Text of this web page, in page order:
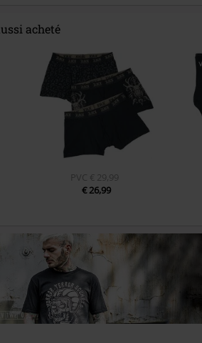
acheté
PVC € 29,99
€ 26,99